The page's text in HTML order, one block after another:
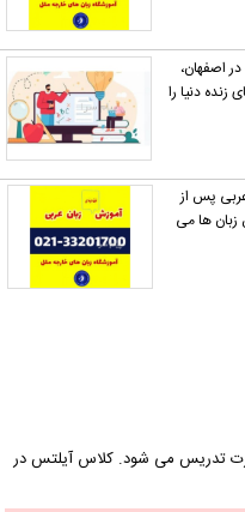
اصفهان،
دنیا را
پس از
زبان ها می
در آموزشگاه زبان هیراد به ۳ صورت تدریس می شود. کلاس آیلتس در